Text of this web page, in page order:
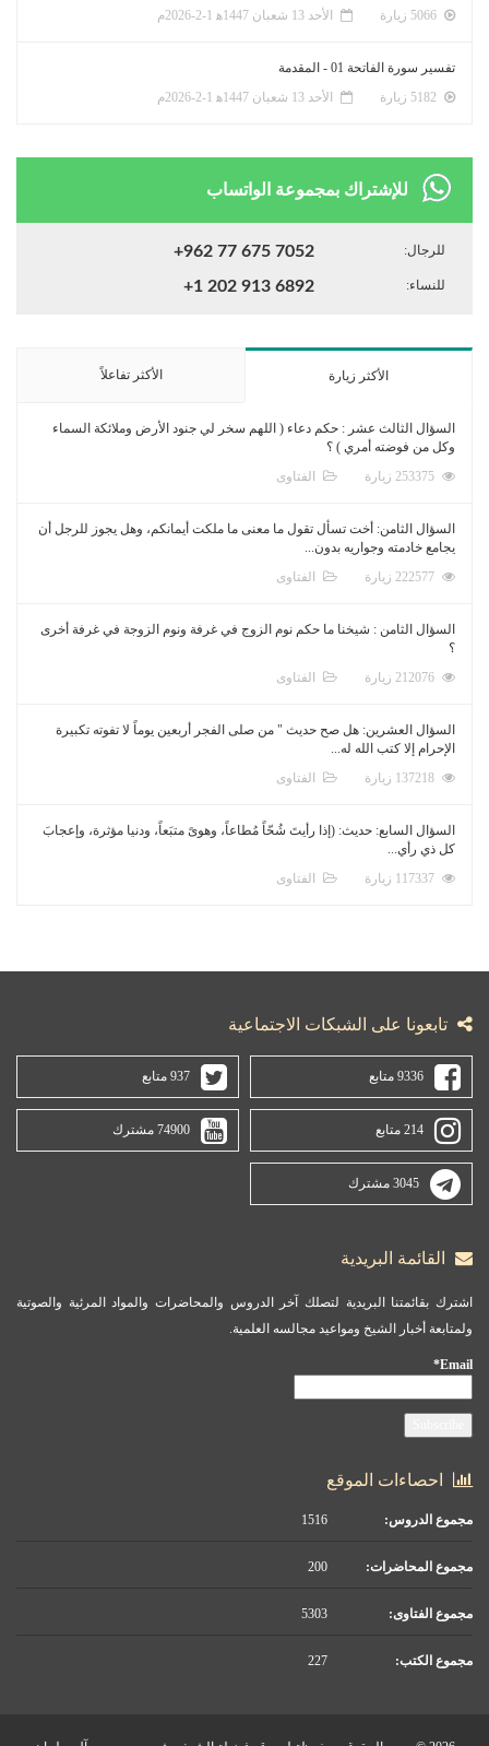
الأحد 13 شعبان 1447ﻫ 1-2-2026م
تفسير سورة الفاتحة 01 - المقدمة
الأحد 13 شعبان 1447ﻫ 1-2-2026م
للإشتراك بمجموعة الواتساب
للرجال: +962 77 675 7052
للنساء: +1 202 913 6892
الأكثر زيارة الأكثر تفاعلاً
السؤال الثالث عشر : حكم دعاء ( اللهم سخر لي جنود الأرض وملائكة السماء
وكل من فوضته أمري ) ؟
الفتاوى
السؤال الثامن: أخت تسأل تقول ما معنى ما ملكت أيمانكم، وهل يجوز للرجل أن
يجامع خادمته وجواريه بدون...
الفتاوى
السؤال الثامن : شيخنا ما حكم نوم الزوج في غرفة ونوم الزوجة في غرفة أخرى
؟
الفتاوى
السؤال العشرين: هل صح حديث " من صلى الفجر أربعين يوماً لا تفوته تكبيرة
الإحرام إلا كتب الله له...
الفتاوى
السؤال السابع: حديث: (إذا رأيتَ شُحّاً مُطاعاً، وهوىً متبَعاً، ودنيا مؤثرة، وإعجابَ
كل ذي رأي...
الفتاوى
تابعونا على الشبكات الاجتماعية
9336 متابع 937 متابع
214 متابع 74900 مشترك
3045 مشترك
القائمة البريدية
اشترك بقائمتنا البريدية لتصلك آخر الدروس والمحاضرات والمواد المرئية والصوتية
ولمتابعة أخبار الشيخ ومواعيد مجالسه العلمية.
Email*
احصاءات الموقع
مجموع الدروس:
مجموع المحاضرات:
مجموع الفتاوى:
مجموع الكتب: